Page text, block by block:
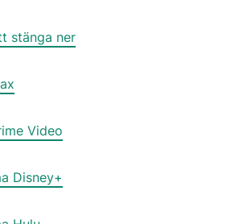
stänga ner
Video
Disney+